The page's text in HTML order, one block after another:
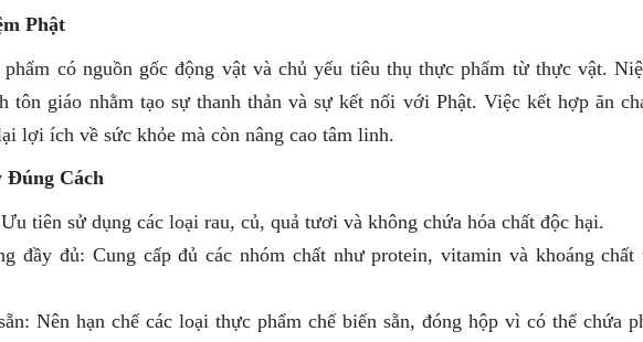
Phật
có nguồn gốc động vật và chủ yếu tiêu thụ thực phẩm từ thực vật.
tôn giáo nhằm tạo sự thanh thản và sự kết nối với Phật. Việc kết hợp ăn
lợi ích về sức khỏe mà còn nâng cao tâm linh.
Đúng Cách
tiên sử dụng các loại rau, củ, quả tươi và không chứa hóa chất độc hại.
đầy đủ: Cung cấp đủ các nhóm chất như protein, vitamin và khoáng chất
Nên hạn chế các loại thực phẩm chế biến sẵn, đóng hộp vì có thể chứa